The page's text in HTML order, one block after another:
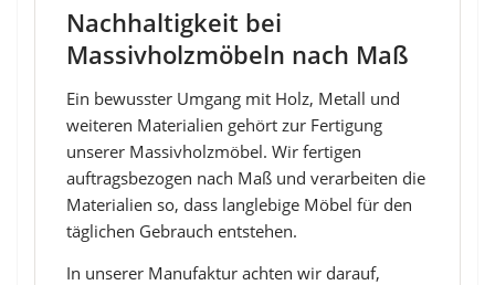
Nachhaltigkeit bei
Massivholzmöbeln nach Maß
Ein bewusster Umgang mit Holz, Metall und
weiteren Materialien gehört zur Fertigung
unserer Massivholzmöbel. Wir fertigen
auftragsbezogen nach Maß und verarbeiten die
Materialien so, dass langlebige Möbel für den
täglichen Gebrauch entstehen.
In unserer Manufaktur achten wir darauf,